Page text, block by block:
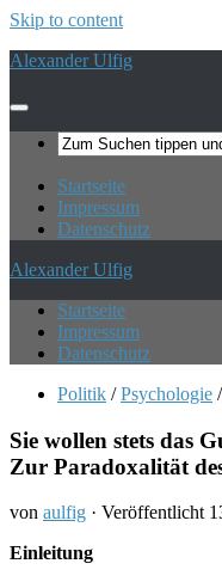
Skip to content
Alexander Ulfig
Startseite
Impressum
Datenschutz
Alexander Ulfig
Startseite
Impressum
Datenschutz
Politik / Psychologie /
Sie wollen stets das
Zur Paradoxalität
von aulfig · Veröffentlicht
Einleitung